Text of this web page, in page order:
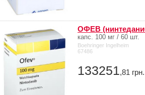
ОФЕВ
капс. 100 мг / 60 шт.
Boehringer Ingelheim
67486
133251,81 грн.